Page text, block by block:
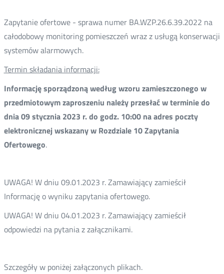
Zapytanie ofertowe - sprawa numer BA.WZP.26.6.39.2022 na
całodobowy monitoring pomieszczeń wraz z usługą konserwacji
systemów alarmowych.
Termin składania informacji:
Informację sporządzoną według wzoru zamieszczonego w
przedmiotowym zaproszeniu należy przesłać w terminie do
dnia 09 stycznia 2023 r. do godz. 10:00 na adres poczty
elektronicznej wskazany w Rozdziale 10 Zapytania
Ofertowego.
UWAGA! W dniu 09.01.2023 r. Zamawiający zamieścił
Informację o wyniku zapytania ofertowego.
UWAGA! W dniu 04.01.2023 r. Zamawiający zamieścił
odpowiedzi na pytania z załącznikami.
Szczegóły w poniżej załączonych plikach.